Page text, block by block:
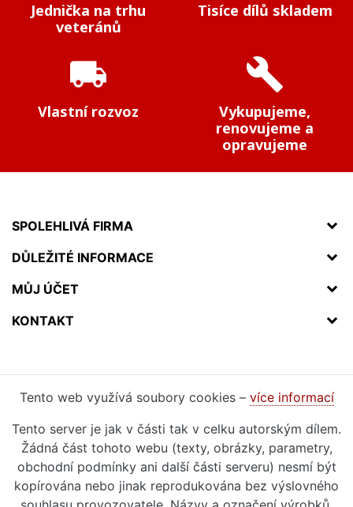
Jednička na trhu
veteránů
Tisíce dílů skladem
local_shipping
Vlastní rozvoz
build
Vykupujeme,
renovujeme a
opravujeme
SPOLEHLIVÁ FIRMA
DŮLEŽITÉ INFORMACE
MŮJ ÚČET
KONTAKT
Tento web využívá soubory cookies – více informací
Tento server je jak v části tak v celku autorským dílem.
Žádná část tohoto webu (texty, obrázky, parametry,
obchodní podmínky ani další části serveru) nesmí být
kopírována nebo jinak reprodukována bez výslovného